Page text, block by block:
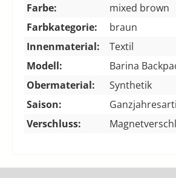
Farbe:
mixed brown
Farbkategorie:
braun
Innenmaterial:
Textil
Modell:
Barina
Obermaterial:
Synthetik
Saison:
Verschluss: